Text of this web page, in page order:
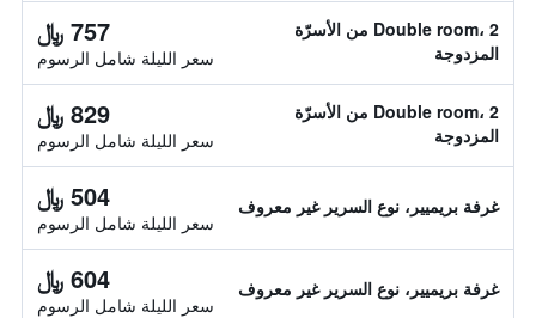
Double room، 2 من الأسرّة
المزدوجة
757 ﷼
سعر الليلة شامل الرسوم
Double room، 2 من الأسرّة
المزدوجة
829 ﷼
سعر الليلة شامل الرسوم
غرفة بريميير، نوع السرير غير معروف 504 ﷼
سعر الليلة شامل الرسوم
غرفة بريميير، نوع السرير غير معروف 604 ﷼
سعر الليلة شامل الرسوم